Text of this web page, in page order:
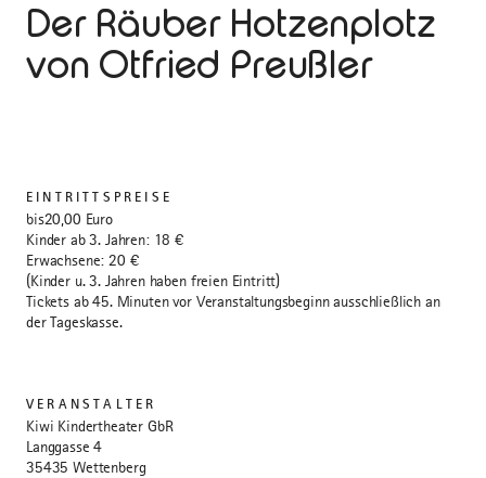
Der Räuber Hotzenplotz
von Otfried Preußler
EINTRITTSPREISE
bis20,00 Euro
Kinder ab 3. Jahren: 18 €
Erwachsene: 20 €
(Kinder u. 3. Jahren haben freien Eintritt)
Tickets ab 45. Minuten vor Veranstaltungsbeginn ausschließlich an
der Tageskasse.
VERANSTALTER
Kiwi Kindertheater GbR
Langgasse 4
35435 Wettenberg